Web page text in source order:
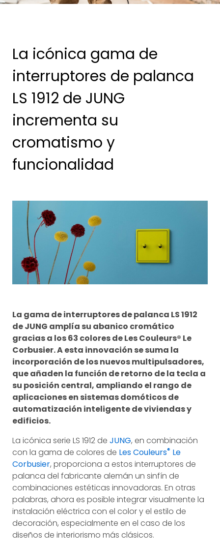
La icónica gama de
interruptores de palanca
LS 1912 de JUNG
incrementa su
cromatismo y
funcionalidad
La gama de interruptores de palanca LS 1912
de JUNG amplía su abanico cromático
gracias a los 63 colores de Les Couleurs® Le
Corbusier. A esta innovación se suma la
incorporación de los nuevos multipulsadores,
que añaden la función de retorno de la tecla a
su posición central, ampliando el rango de
aplicaciones en sistemas domóticos de
automatización inteligente de viviendas y
edificios.
La icónica serie LS 1912 de JUNG, en combinación
con la gama de colores de Les Couleurs® Le
Corbusier, proporciona a estos interruptores de
palanca del fabricante alemán un sinfín de
combinaciones estéticas innovadoras. En otras
palabras, ahora es posible integrar visualmente la
instalación eléctrica con el color y el estilo de
decoración, especialmente en el caso de los
diseños de interiorismo más clásicos.